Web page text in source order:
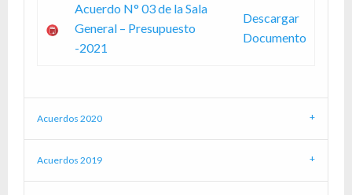
Acuerdo N° 03 de la Sala
General – Presupuesto
-2021
Descargar
Documento
Acuerdos 2020
Acuerdos 2019